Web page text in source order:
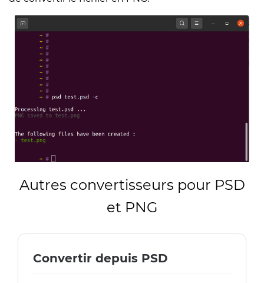
Autres convertisseurs pour PSD
et PNG
Convertir depuis PSD